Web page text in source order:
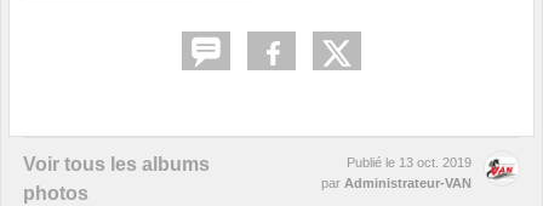
Voir tous les albums
photos
Publié le 13 oct. 2019
par Administrateur-VAN